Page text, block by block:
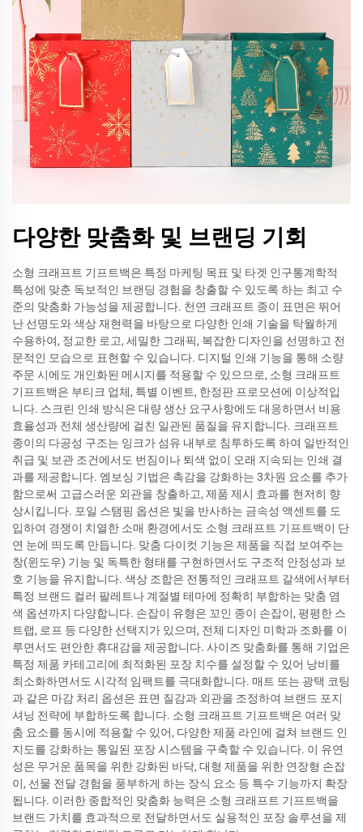
다양한 맞춤화 및 브랜딩 기회
소형 크래프트 기프트백은 특정 마케팅 목표 및 타겟 인구통계학적
특성에 맞춘 독보적인 브랜딩 경험을 창출할 수 있도록 하는 최고 수
준의 맞춤화 가능성을 제공합니다. 천연 크래프트 종이 표면은 뛰어
난 선명도와 색상 재현력을 바탕으로 다양한 인쇄 기술을 탁월하게
수용하여, 정교한 로고, 세밀한 그래픽, 복잡한 디자인을 선명하고 전
문적인 모습으로 표현할 수 있습니다. 디지털 인쇄 기능을 통해 소량
주문 시에도 개인화된 메시지를 적용할 수 있으므로, 소형 크래프트
기프트백은 부티크 업체, 특별 이벤트, 한정판 프로모션에 이상적입
니다. 스크린 인쇄 방식은 대량 생산 요구사항에도 대응하면서 비용
효율성과 전체 생산량에 걸친 일관된 품질을 유지합니다. 크래프트
종이의 다공성 구조는 잉크가 섬유 내부로 침투하도록 하여 일반적인
취급 및 보관 조건에서도 번짐이나 퇴색 없이 오래 지속되는 인쇄 결
과를 제공합니다. 엠보싱 기법은 촉감을 강화하는 3차원 요소를 추가
함으로써 고급스러운 외관을 창출하고, 제품 제시 효과를 현저히 향
상시킵니다. 포일 스탬핑 옵션은 빛을 반사하는 금속성 액센트를 도
입하여 경쟁이 치열한 소매 환경에서도 소형 크래프트 기프트백이 단
연 눈에 띄도록 만듭니다. 맞춤 다이컷 기능은 제품을 직접 보여주는
창(윈도우) 기능 및 독특한 형태를 구현하면서도 구조적 안정성과 보
호 기능을 유지합니다. 색상 조합은 전통적인 크래프트 갈색에서부터
특정 브랜드 컬러 팔레트나 계절별 테마에 정확히 부합하는 맞춤 염
색 옵션까지 다양합니다. 손잡이 유형은 꼬인 종이 손잡이, 평평한 스
트랩, 로프 등 다양한 선택지가 있으며, 전체 디자인 미학과 조화를 이
루면서도 편안한 휴대감을 제공합니다. 사이즈 맞춤화를 통해 기업은
특정 제품 카테고리에 최적화된 포장 치수를 설정할 수 있어 낭비를
최소화하면서도 시각적 임팩트를 극대화합니다. 매트 또는 광택 코팅
과 같은 마감 처리 옵션은 표면 질감과 외관을 조정하여 브랜드 포지
셔닝 전략에 부합하도록 합니다. 소형 크래프트 기프트백은 여러 맞
춤 요소를 동시에 적용할 수 있어, 다양한 제품 라인에 걸쳐 브랜드 인
지도를 강화하는 통일된 포장 시스템을 구축할 수 있습니다. 이 유연
성은 무거운 품목을 위한 강화된 바닥, 대형 제품을 위한 연장형 손잡
이, 선물 전달 경험을 풍부하게 하는 장식 요소 등 특수 기능까지 확장
됩니다. 이러한 종합적인 맞춤화 능력은 소형 크래프트 기프트백을
브랜드 가치를 효과적으로 전달하면서도 실용적인 포장 솔루션을 제